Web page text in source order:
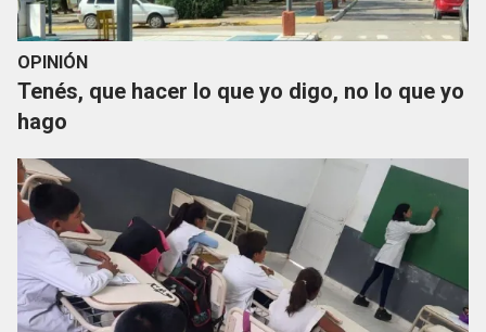
OPINIÓN
Tenés, que hacer lo que yo digo, no lo que yo
hago